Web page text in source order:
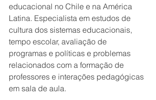
educacional no Chile e na América
Latina. Especialista em estudos de
cultura dos sistemas educacionais,
tempo escolar, avaliação de
programas e políticas e problemas
relacionados com a formação de
professores e interações pedagógicas
em sala de aula.